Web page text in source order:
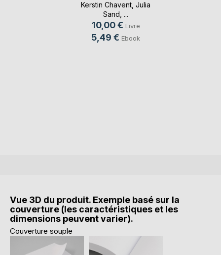
Kerstin Chavent Julia
Sand , ...
10,00 € Livre
5,49 € Ebook
Vue 3D du produit. Exemple basé sur la
couverture (les caractéristiques et les
dimensions peuvent varier).
Couverture souple